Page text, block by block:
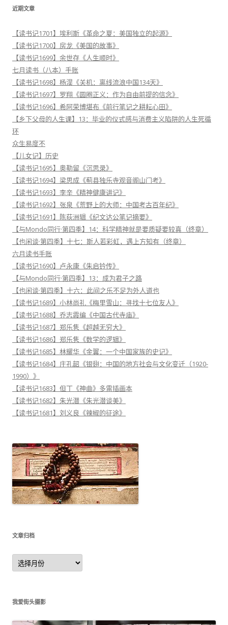
近期文章
【读书记1701】埃利斯《革命之夏：美国独立的起源》
【读书记1700】房龙《美国的故事》
【读书记1699】余世存《人生顺时》
七月读书（八本）手账
【读书记1698】杨淏《关机：离线流浪中国134天》
【读书记1697】罗翔《圆圈正义：作为自由前提的信念》
【读书记1696】希阿荣博堪布《前行笔记之耕耘心田》
【乡下父母的人生课】13：毕业的仪式感与消费主义陷阱的人生死循
环
众生易度不
【儿女记】历史
【读书记1695】奥勒留《沉思录》
【读书记1694】梁思成《蓟县独乐寺观音阁山门考》
【读书记1693】李辛《精神健康讲记》
【读书记1692】张泉《荒野上的大师：中国考古百年纪》
【读书记1691】陈荻洲辑《纪文达公笔记摘要》
【与Mondo同行·第四季】14：科学精神就是要质疑要较真（终章）
【也闲谈·第四季】十七：斯人若彩虹，遇上方知有（终章）
六月读书手账
【读书记1690】卢永康《朱启钤传》
【与Mondo同行·第四季】13：成为君子之路
【也闲谈·第四季】十六：此间之乐不足为外人道也
【读书记1689】小林尚礼《梅里雪山：寻找十七位友人》
【读书记1688】乔志霞编《中国古代寺庙》
【读书记1687】郑乐隽《超越无穷大》
【读书记1686】郑乐隽《数学的逻辑》
【读书记1685】林耀华《金翼：一个中国家族的史记》
【读书记1684】庄孔韶《银翅：中国的地方社会与文化变迁（1920-
1990）》
【读书记1683】但丁《神曲》多雷插画本
【读书记1682】朱光潜《朱光潜谈美》
【读书记1681】刘义良《辣椒的征途》
文章归档
文
章
归
我爱街头摄影